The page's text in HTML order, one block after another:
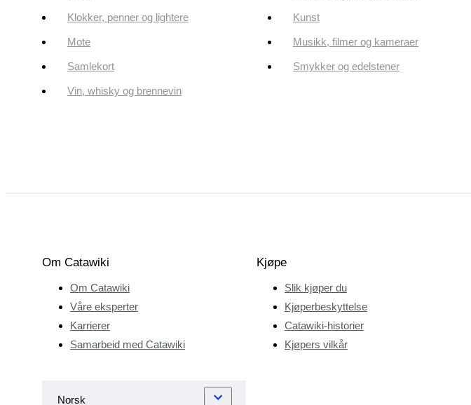
Klokker, penner og lightere Kunst
Mote Musikk, filmer og kameraer
Samlekort Smykker og edelstener
Vin, whisky og brennevin
Om Catawiki
Om Catawiki
Våre eksperter
Karrierer
Samarbeid med Catawiki
Kjøpe
Slik kjøper du
Kjøperbeskyttelse
Catawiki-historier
Kjøpers vilkår